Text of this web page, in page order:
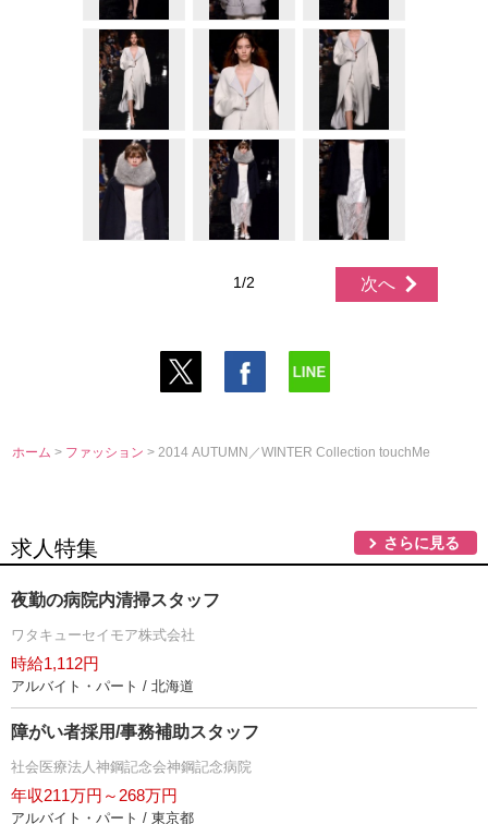
次へ
1/2
ホーム > ファッション> 2014 AUTUMN／WINTER Collection touchMe
求人特集 さらに見る
夜勤の病院内清掃スタッフ
ワタキューセイモア株式会社
時給1,112円
アルバイト・パート / 北海道
障がい者採用/事務補助スタッフ
社会医療法人神鋼記念会神鋼記念病院
年収211万円～268万円
アルバイト・パート / 東京都